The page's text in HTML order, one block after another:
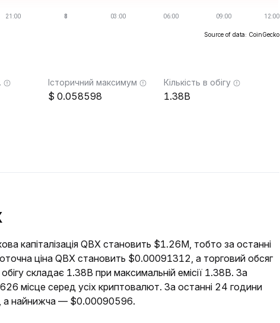
Source of data: CoinGecko
Історичний максимум
0.058598
Кількість в обігу
1.38B
капіталізація QBX становить $1.26M, тобто за останні
ціна QBX становить $0.00091312, а торговий обсяг
складає 1.38B при максимальній емісії 1.38B. За
місце серед усіх криптовалют. За останні 24 години
а найнижча — $0.00090596.